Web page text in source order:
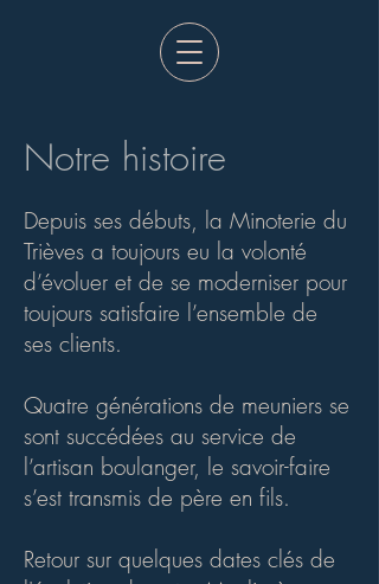
Notre histoire
Depuis ses débuts, la Minoterie du
Trièves a toujours eu la volonté
d’évoluer et de se moderniser pour
toujours satisfaire l’ensemble de
ses clients.
Quatre générations de meuniers se
sont succédées au service de
l’artisan boulanger, le savoir-faire
s’est transmis de père en fils.
Retour sur quelques dates clés de